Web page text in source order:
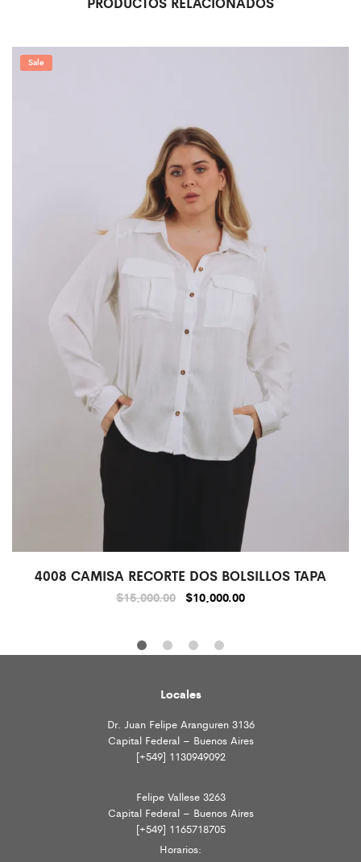
Sale
4008 CAMISA RECORTE DOS BOLSILLOS TAPA
$15,000.00 $10,000.00
Locales
Dr. Juan Felipe Aranguren 3136
Capital Federal – Buenos Aires
[+549] 1130949092
Felipe Vallese 3263
Capital Federal – Buenos Aires
[+549] 1165718705
Horarios: